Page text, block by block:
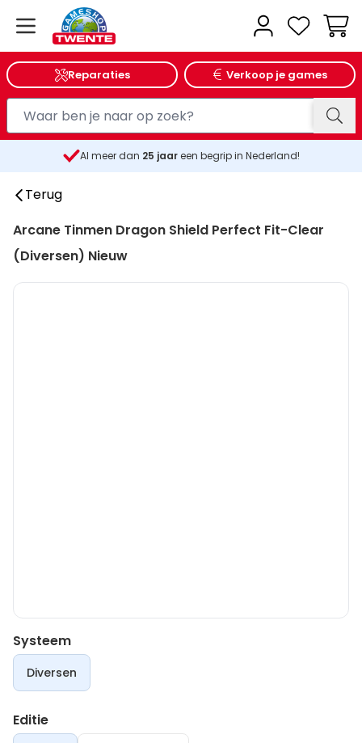
Reparaties Verkoop je games
Al meer dan 25 jaareen begrip in Nederland!
Terug
Arcane Tinmen Dragon Shield Perfect Fit-Clear
(Diversen) Nieuw
Systeem
Diversen
Editie